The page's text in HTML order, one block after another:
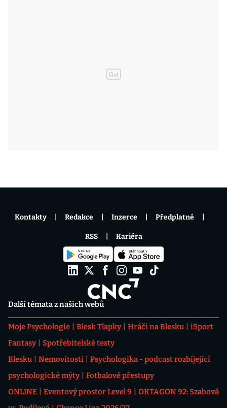
Další témata z našich webů
Moje Psychologie Blesk Tlapky Hráči na Blesku
iSport
Fantasy
Spotřebitelské testy
Blesku
Nemovitosti
Psychologika - podcast rozbíjející
psychologické mýty
Fotbalové přestupy
ONLINE
Eventový prostor Level 9
OKTAGON 92: Szabová
Kontakty Redakce Inzerce Předplatné
RSS Kariéra